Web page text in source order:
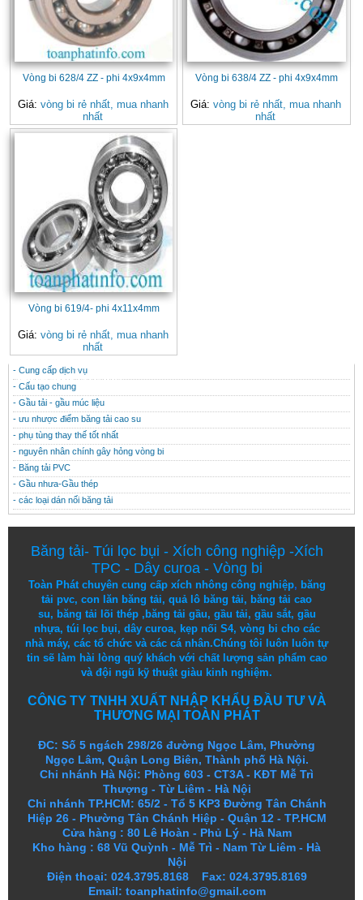
Vòng bi 628/4 ZZ - phi 4x9x4mm
Giá: vòng bi rẻ nhất, mua nhanh
nhất
Vòng bi 638/4 ZZ - phi 4x9x4mm
Giá: vòng bi rẻ nhất, mua nhanh
nhất
Vòng bi 619/4- phi 4x11x4mm
Giá: vòng bi rẻ nhất, mua nhanh
nhất
CONTACT
THÔNG TIN HỮU ÍCH
- Cung cấp dịch vụ
- Cấu tạo chung
- Gầu tải - gầu múc liệu
- ưu nhược điểm băng tải cao su
- phụ tùng thay thế tốt nhất
- nguyên nhân chính gây hỏng vòng bi
- Băng tải PVC
- Gầu nhưa-Gầu thép
- các loại dán nối băng tải
Băng tải- Túi lọc bụi - Xích công nghiệp-Xích
TPC - Dây curoa - Vòng bi
Toàn Phát chuyên cung cấp xích nhông công nghiệp, băng
tải pvc,con lăn băng tải,quả lô băng tải, băng tải cao
su, băng tải lõi thép,băng tải gầu, gầu tải, gầu sắt, gầu
nhựa, túi lọc bụi, dây curoa, kẹp nối S4, vòng bi cho các
nhà máy, các tổ chức và các cá nhân.Chúng tôi luôn luôn tự
tin sẽ làm hài lòng quý khách với chất lượng sảnphẩm cao
và đội ngũ kỹ thuật giàu kinh nghiệm.
CÔNG TY TNHH XUẤT NHẬP KHẨU ĐẦU TƯ VÀ
THƯƠNG MẠI TOÀN PHÁT
ĐC: Số 5 ngách 298/26 đường Ngọc Lâm, Phường
Ngọc Lâm, Quận Long Biên, Thành phố Hà Nội.
Chi nhánh Hà Nội: Phòng 603 - CT3A - KĐT Mễ Trì
Thượng - Từ Liêm - Hà Nội
Chi nhánh TP.HCM: 65/2 - Tổ 5 KP3 Đường Tân Chánh
Hiệp 26 - Phường Tân Chánh Hiệp - Quận 12 - TP.HCM
Cửa hàng : 80 Lê Hoàn - Phủ Lý - Hà Nam
Kho hàng :68 Vũ Quỳnh - Mễ Trì - Nam Từ Liêm - Hà
Nội
Điện thoại: 024.3795.8168 Fax: 024.3795.8169
Email: toanphatinfo@gmail.com